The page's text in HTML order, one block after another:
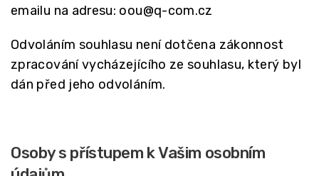
emailu na adresu: oou@q-com.cz
Odvoláním souhlasu není dotčena zákonnost
zpracování vycházejícího ze souhlasu, který byl
dán před jeho odvoláním.
Osoby s přístupem k Vašim osobním